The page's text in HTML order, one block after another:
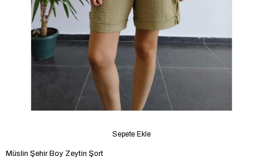
Müslin Şehir Boy Zeytin Şort
Sepete Ekle